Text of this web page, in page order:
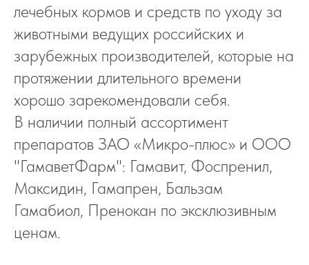
лечебных кормов и средств по уходу за
животными ведущих российских и
зарубежных производителей, которые на
протяжении длительного времени
хорошо зарекомендовали себя.
В наличии полный ассортимент
препаратов ЗАО «Микро-плюс» и ООО
"ГамаветФарм": Гамавит, Фоспренил,
Максидин, Гамапрен, Бальзам
Гамабиол, Пренокан по эксклюзивным
ценам.